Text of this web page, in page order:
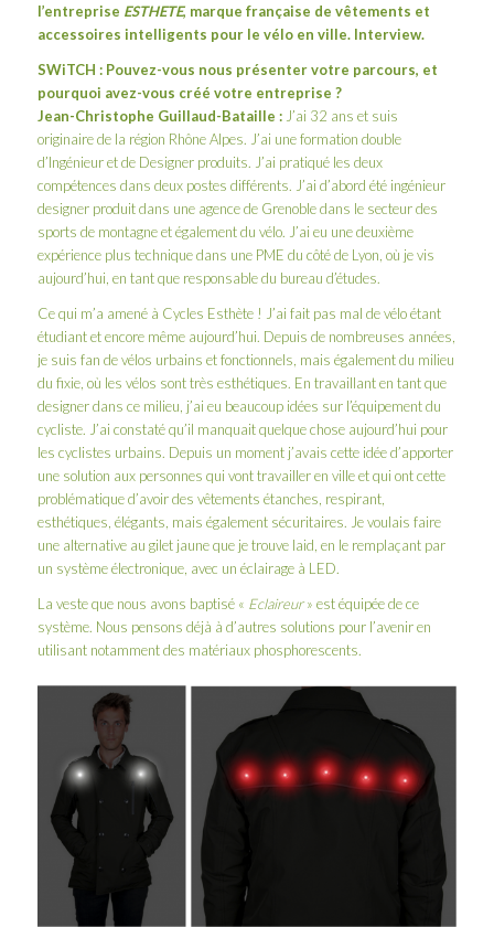
l’entreprise ESTHETE, marque française de vêtements et
accessoires intelligents pour le vélo en ville. Interview.
SWiTCH : Pouvez-vous nous présenter votre parcours, et
pourquoi avez-vous créé votre entreprise ?
Jean-Christophe Guillaud-Bataille :J’ai 32 ans et suis
originaire de la région Rhône Alpes. J’ai une formation double
d’Ingénieur et de Designer produits. J’ai pratiqué les deux
compétences dans deux postes différents. J’ai d’abord été ingénieur
designer produit dans une agence de Grenoble dans le secteur des
sports de montagne et également du vélo. J’ai eu une deuxième
expérience plus technique dans une PME du côté de Lyon, où je vis
aujourd’hui, en tant que responsable du bureau d’études.
Ce qui m’a amené à Cycles Esthète ! J’ai fait pas mal de vélo étant
étudiant et encore même aujourd’hui. Depuis de nombreuses années,
je suis fan de vélos urbains et fonctionnels, mais également du milieu
du fixie, où les vélos sont très esthétiques. En travaillant en tant que
designer dans ce milieu, j’ai eu beaucoup idées sur l’équipement du
cycliste. J’ai constaté qu’il manquait quelque chose aujourd’hui pour
les cyclistes urbains. Depuis un moment j’avais cette idée d’apporter
une solution aux personnes qui vont travailler en ville et qui ont cette
problématique d’avoir des vêtements étanches, respirant,
esthétiques, élégants, mais également sécuritaires. Je voulais faire
une alternative au gilet jaune que je trouve laid, en le remplaçant par
un système électronique, avec un éclairage à LED.
La veste que nous avons baptisé « Eclaireur» est équipée de ce
système. Nous pensons déjà à d’autres solutions pour l’avenir en
utilisant notamment des matériaux phosphorescents.